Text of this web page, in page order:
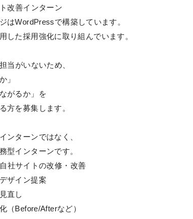
改善インターン
はWordPressで構築しています。
した採用強化に取り組んでいます。
当がいないため、
」
がるか」を
方を募集します。
ンターンではなく、
型インターンです。
社サイトの改修・改善
ザイン提案
直し
（Before/Afterなど）